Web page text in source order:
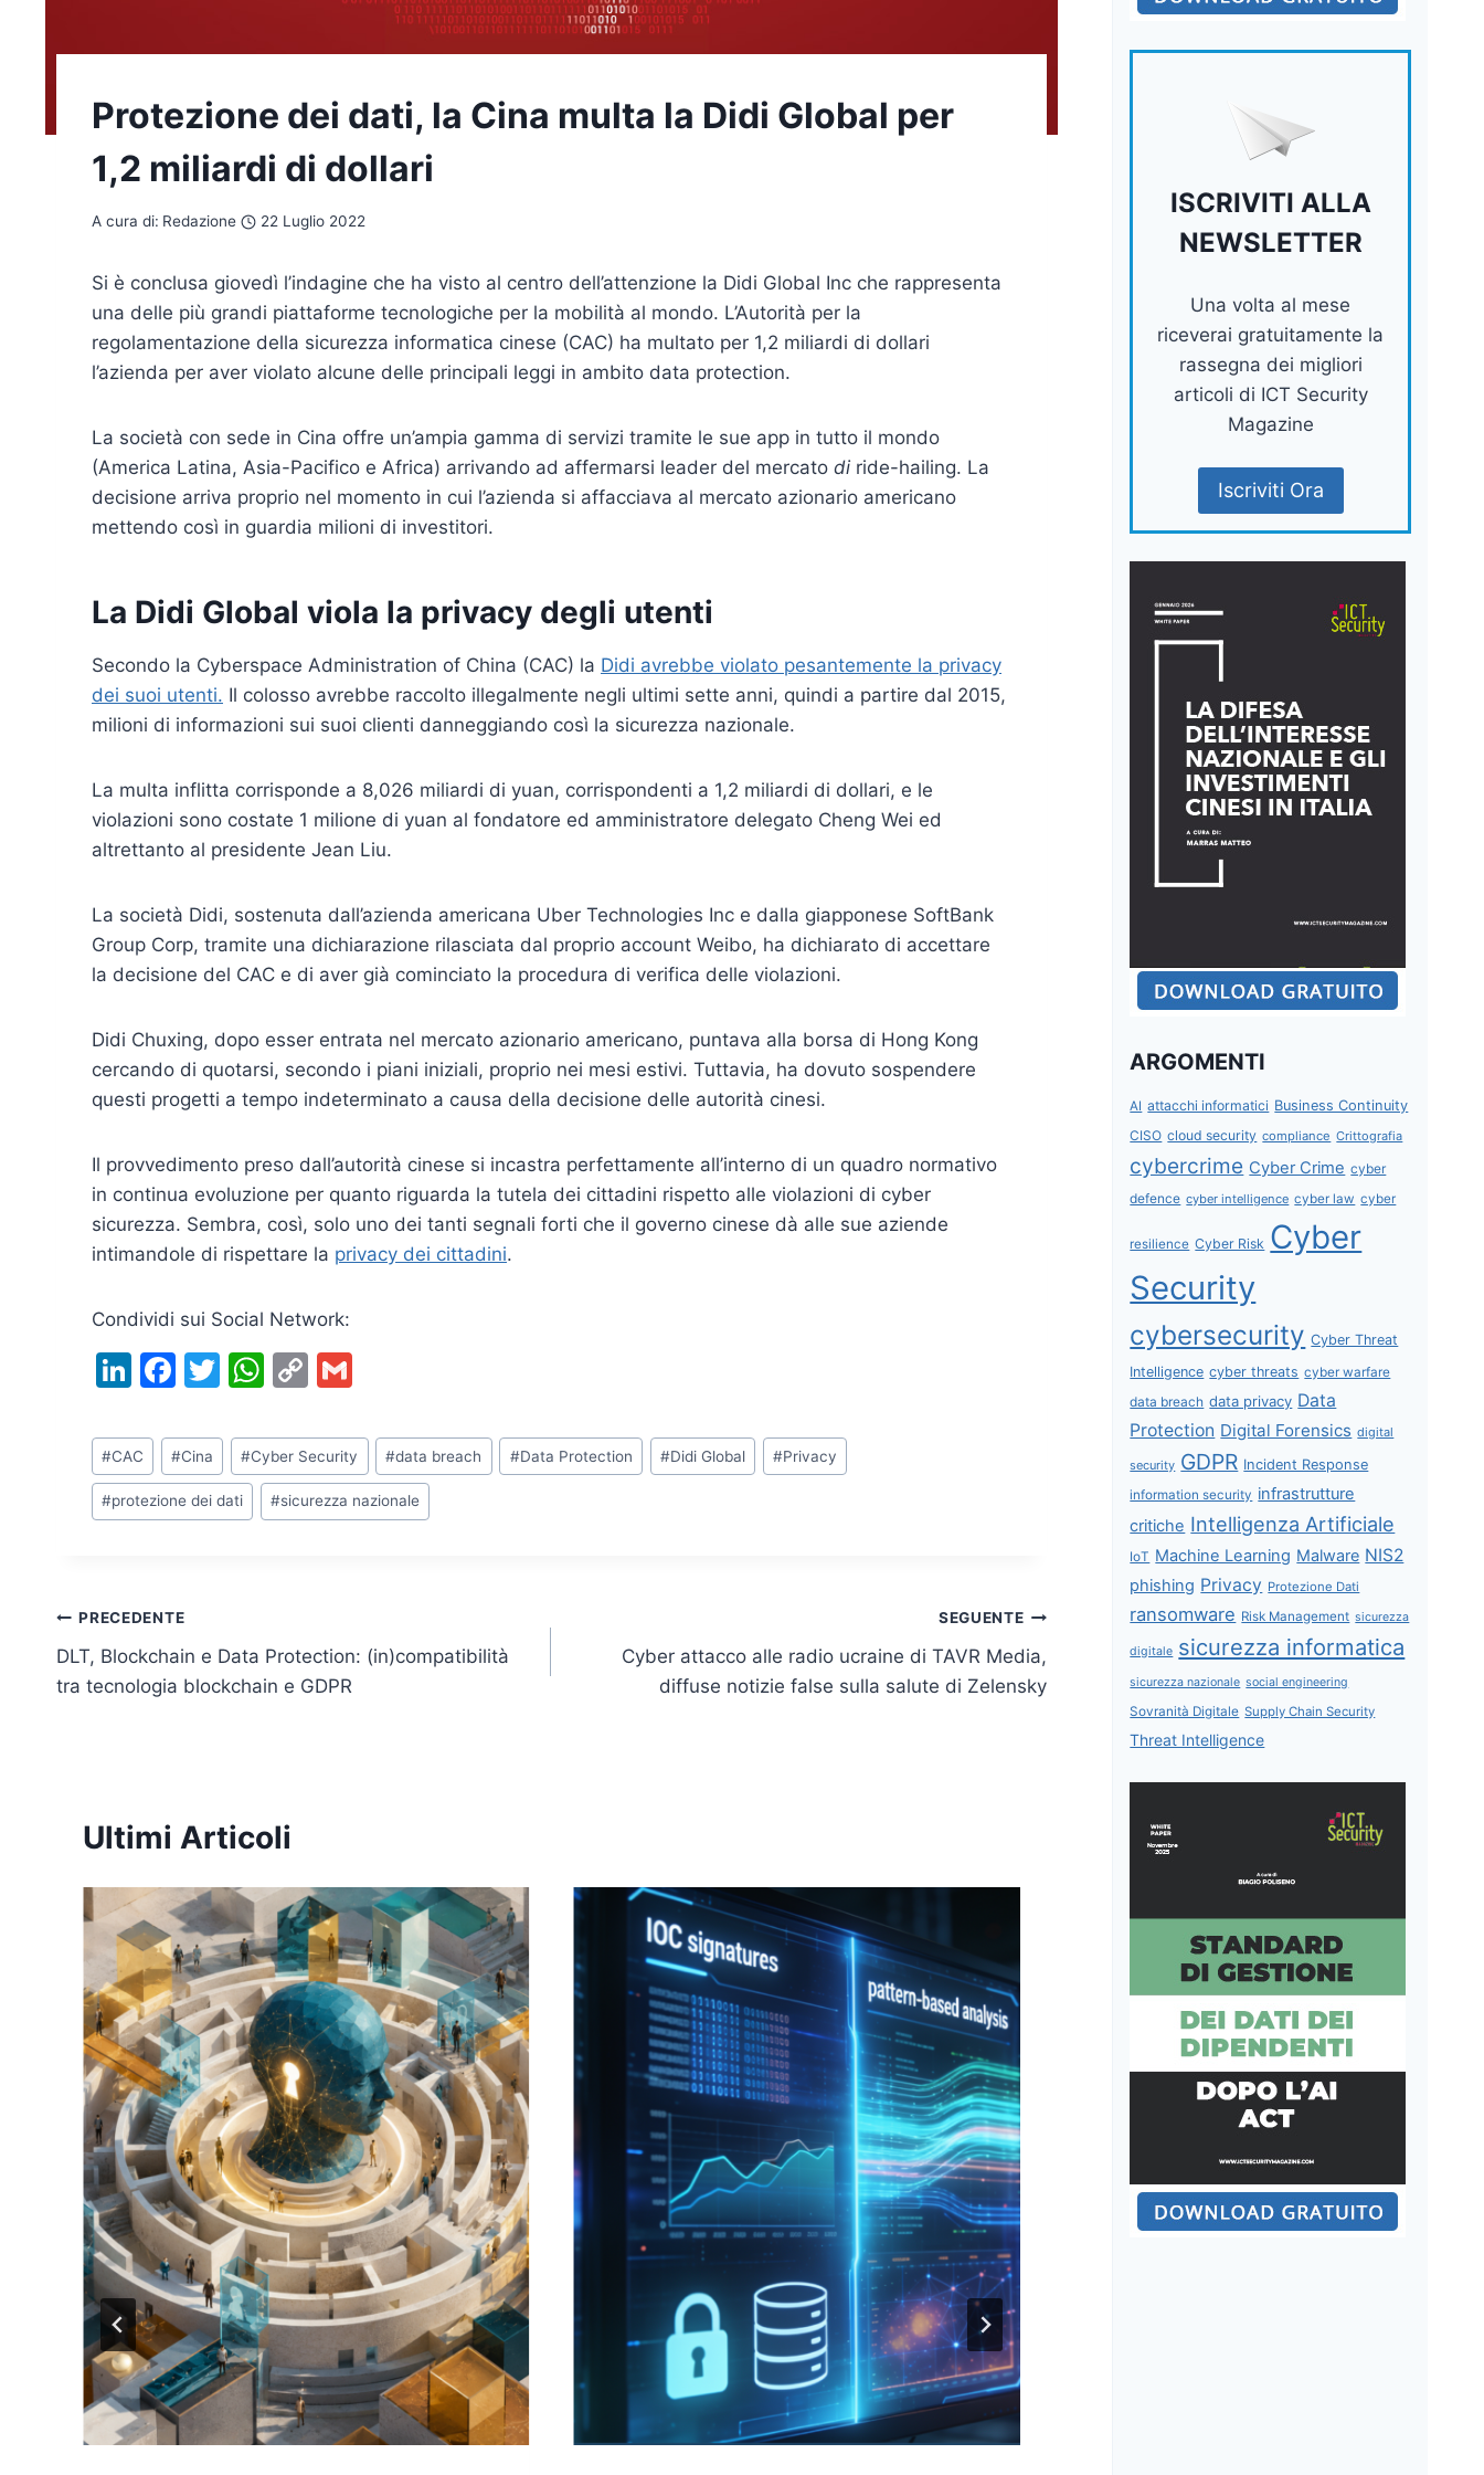
Protezione dei dati, la Cina multa la Didi Global per
1,2 miliardi di dollari
A cura di: Redazione 22 Luglio 2022
Si è conclusa giovedì l’indagine che ha visto al centro dell’attenzione la Didi Global Inc che rappresenta
una delle più grandi piattaforme tecnologiche per la mobilità al mondo. L’Autorità per la
regolamentazione della sicurezza informatica cinese (CAC) ha multato per 1,2 miliardi di dollari
l’azienda per aver violato alcune delle principali leggi in ambito data protection.
La società con sede in Cina offre un’ampia gamma di servizi tramite le sue app in tutto il mondo
(America Latina, Asia-Pacifico e Africa) arrivando ad affermarsi leader del mercato di ride-hailing. La
decisione arriva proprio nel momento in cui l’azienda si affacciava al mercato azionario americano
mettendo così in guardia milioni di investitori.
La Didi Global viola la privacy degli utenti
Secondo la Cyberspace Administration of China (CAC) la Didi avrebbe violato pesantemente la privacy
dei suoi utenti. Il colosso avrebbe raccolto illegalmente negli ultimi sette anni, quindi a partire dal 2015,
milioni di informazioni sui suoi clienti danneggiando così la sicurezza nazionale.
La multa inflitta corrisponde a 8,026 miliardi di yuan, corrispondenti a 1,2 miliardi di dollari, e le
violazioni sono costate 1 milione di yuan al fondatore ed amministratore delegato Cheng Wei ed
altrettanto al presidente Jean Liu.
La società Didi, sostenuta dall’azienda americana Uber Technologies Inc e dalla giapponese SoftBank
Group Corp, tramite una dichiarazione rilasciata dal proprio account Weibo, ha dichiarato di accettare
la decisione del CAC e di aver già cominciato la procedura di verifica delle violazioni.
Didi Chuxing, dopo esser entrata nel mercato azionario americano, puntava alla borsa di Hong Kong
cercando di quotarsi, secondo i piani iniziali, proprio nei mesi estivi. Tuttavia, ha dovuto sospendere
questi progetti a tempo indeterminato a causa della decisione delle autorità cinesi.
Il provvedimento preso dall’autorità cinese si incastra perfettamente all’interno di un quadro normativo
in continua evoluzione per quanto riguarda la tutela dei cittadini rispetto alle violazioni di cyber
sicurezza. Sembra, così, solo uno dei tanti segnali forti che il governo cinese dà alle sue aziende
intimandole di rispettare la privacy dei cittadini.
Condividi sui Social Network:
Li
k
e
dI
F
c
e
b
k
T
itt
er
W
at
s
A
C
p
y
Li
ai
l
Tag
articolo:
#CAC #Cina #Cyber Security #data breach #Data Protection #Didi Global #Privacy
#protezione dei dati #sicurezza nazionale
Navigazione
articoli
PRECEDENTE
DLT, Blockchain e Data Protection: (in)compatibilità
tra tecnologia blockchain e GDPR
SEGUENTE
Cyber attacco alle radio ucraine di TAVR Media,
diffuse notizie false sulla salute di Zelensky
Ultimi Articoli
ISCRIVITI ALLA
NEWSLETTER
Una volta al mese
riceverai gratuitamente la
rassegna dei migliori
articoli di ICT Security
Magazine
Iscriviti Ora
ARGOMENTI
AI attacchi informatici Business Continuity
CISO cloud security compliance Crittografia
cybercrime Cyber Crime cyber
defence cyber intelligence cyber law cyber
resilience Cyber Risk Cyber
Security
cybersecurity Cyber Threat
Intelligence cyber threats cyber warfare
data breach data privacy Data
Protection Digital Forensics digital
security GDPR Incident Response
information security infrastrutture
critiche Intelligenza Artificiale
IoT Machine Learning Malware NIS2
phishing Privacy Protezione Dati
ransomware Risk Management sicurezza
digitale sicurezza informatica
sicurezza nazionale social engineering
Sovranità Digitale Supply Chain Security
Threat Intelligence